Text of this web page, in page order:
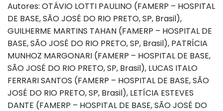
Autores: OTÁVIO LOTTI PAULINO (FAMERP – HOSPITAL
DE BASE, SÃO JOSÉ DO RIO PRETO, SP, Brasil),
GUILHERME MARTINS TAHAN (FAMERP – HOSPITAL DE
BASE, SÃO JOSÉ DO RIO PRETO, SP, Brasil), PATRÍCIA
MUNHOZ MARGONARI (FAMERP – HOSPITAL DE BASE,
SÃO JOSÉ DO RIO PRETO, SP, Brasil), LUCAS ITALO
FERRARI SANTOS (FAMERP – HOSPITAL DE BASE, SÃO
JOSÉ DO RIO PRETO, SP, Brasil), LETÍCIA ESTEVES
DANTE (FAMERP – HOSPITAL DE BASE, SÃO JOSÉ DO